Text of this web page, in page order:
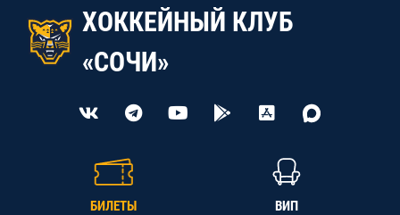
ХОККЕЙНЫЙ КЛУБ
«СОЧИ»
БИЛЕТЫ ВИП